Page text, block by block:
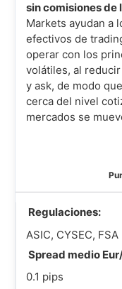
sin comisiones de
Markets ayudan a
efectivos de
operar con los
volátiles, al
y ask, de modo
cerca del nivel
mercados se
Regulaciones:
ASIC, CYSEC,
Spread medio
0.1 pips